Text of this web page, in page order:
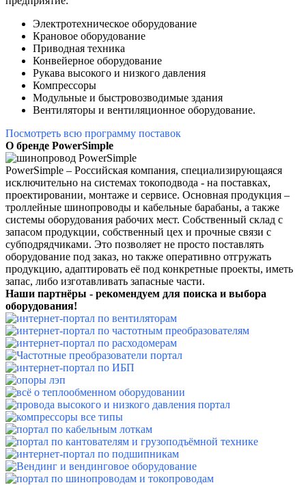
Электротехническое оборудование
Крановое оборудование
Приводная техника
Конвейерное оборудование
Рукава высокого и низкого давления
Компрессоры
Модульные и быстровозводимые здания
Вентиляторы и вентиляционное оборудование.
Посмотреть всю программу поставок
О бренде PowerSimple
PowerSimple – Российская компания, специализирующаяся
исключительно на системах токоподвода - на поставках,
проектировании, монтаже и сервисе. Основная продукция –
троллейные шинопроводы и кабельные барабаны, а также
системы оборудования рабочих мест. Собственный склад с
запасом продукции, собственный цех и прочные связи с
субподрядчиками. Это позволяет не просто поставлять
оборудование под заказ, но также оперативно отгружать
продукцию, адаптировать её под конкретные проекты, иметь
запас, либо изготавливать запасные части.
Наши партнёры - рекомендуем для поиска и выбора
оборудования!